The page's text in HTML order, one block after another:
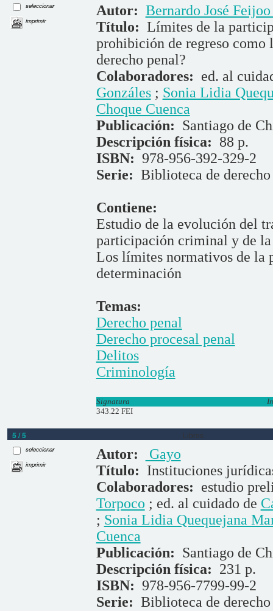
seleccionar
imprimir
Autor: Bernardo José
Título: Límites de la
prohibición de regreso
derecho penal?
Colaboradores: ed. al
Gonzáles; Sonia Lidia
Choque Cuenca
Publicación: Santiago de
Descripción física: 88 p.
ISBN: 978-956-392-329-2
Serie: Biblioteca de
Contiene:
Estudio de la evolución del
participación criminal y de
Los límites normativos de
determinación
Temas:
Derecho penal
Derecho procesal penal
Delitos
Criminología
Signatura
343.22 FEI
5 / 5 Libros
seleccionar
imprimir
Autor:
Gayo
Título: Instituciones
Colaboradores: estudio
Torpoco ; ed. al cuidado de
; Sonia Lidia Quequejana
Cuenca
Publicación: Santiago de
Descripción física: 231 p.
ISBN: 978-956-7799-99-2
Serie: Biblioteca de